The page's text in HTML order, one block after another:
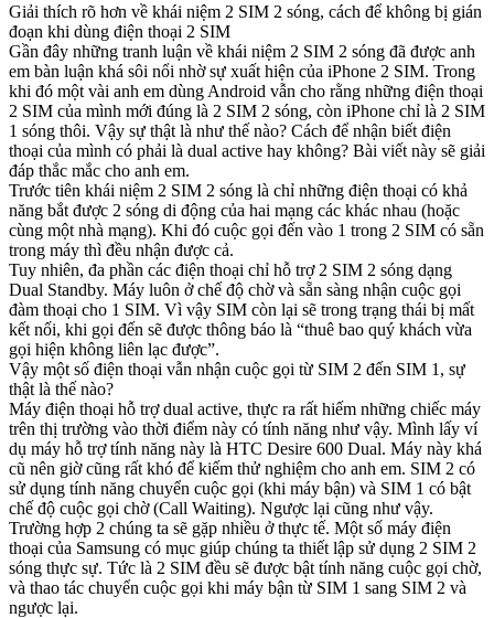
Giải thích rõ hơn về khái niệm 2 SIM 2 sóng, cách để không bị gián
đoạn khi dùng điện thoại 2 SIM
Gần đây những tranh luận về khái niệm 2 SIM 2 sóng đã được anh
em bàn luận khá sôi nổi nhờ sự xuất hiện của iPhone 2 SIM. Trong
khi đó một vài anh em dùng Android vẫn cho rằng những điện thoại
2 SIM của mình mới đúng là 2 SIM 2 sóng, còn iPhone chỉ là 2 SIM
1 sóng thôi. Vậy sự thật là như thế nào? Cách để nhận biết điện
thoại của mình có phải là dual active hay không? Bài viết này sẽ giải
đáp thắc mắc cho anh em.
Trước tiên khái niệm 2 SIM 2 sóng là chỉ những điện thoại có khả
năng bắt được 2 sóng di động của hai mạng các khác nhau (hoặc
cùng một nhà mạng). Khi đó cuộc gọi đến vào 1 trong 2 SIM có sẵn
trong máy thì đều nhận được cả.
Tuy nhiên, đa phần các điện thoại chỉ hỗ trợ 2 SIM 2 sóng dạng
Dual Standby. Máy luôn ở chế độ chờ và sẵn sàng nhận cuộc gọi
đàm thoại cho 1 SIM. Vì vậy SIM còn lại sẽ trong trạng thái bị mất
kết nối, khi gọi đến sẽ được thông báo là “thuê bao quý khách vừa
gọi hiện không liên lạc được”.
Vậy một số điện thoại vẫn nhận cuộc gọi từ SIM 2 đến SIM 1, sự
thật là thế nào?
Máy điện thoại hỗ trợ dual active, thực ra rất hiếm những chiếc máy
trên thị trường vào thời điểm này có tính năng như vậy. Mình lấy ví
dụ máy hỗ trợ tính năng này là HTC Desire 600 Dual. Máy này khá
cũ nên giờ cũng rất khó để kiếm thử nghiệm cho anh em. SIM 2 có
sử dụng tính năng chuyển cuộc gọi (khi máy bận) và SIM 1 có bật
chế độ cuộc gọi chờ (Call Waiting). Ngược lại cũng như vậy.
Trường hợp 2 chúng ta sẽ gặp nhiều ở thực tế. Một số máy điện
thoại của Samsung có mục giúp chúng ta thiết lập sử dụng 2 SIM 2
sóng thực sự. Tức là 2 SIM đều sẽ được bật tính năng cuộc gọi chờ,
và thao tác chuyển cuộc gọi khi máy bận từ SIM 1 sang SIM 2 và
ngược lại.